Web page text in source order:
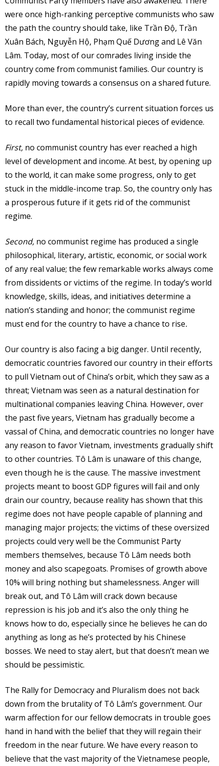
were once high-ranking perceptive communists who saw
the path the country should take, like Trần Độ, Trần
Xuân Bách, Nguyễn Hộ, Phạm Quế Dương and Lê Văn
Lâm. Today, most of our comrades living inside the
country come from communist families. Our country is
rapidly moving towards a consensus on a shared future.
More than ever, the country’s current situation forces us
to recall two fundamental historical pieces of evidence.
First, no communist country has ever reached a high
level of development and income. At best, by opening up
to the world, it can make some progress, only to get
stuck in the middle-income trap. So, the country only has
a prosperous future if it gets rid of the communist
regime.
Second, no communist regime has produced a single
philosophical, literary, artistic, economic, or social work
of any real value; the few remarkable works always come
from dissidents or victims of the regime. In today’s world
knowledge, skills, ideas, and initiatives determine a
nation’s standing and honor; the communist regime
must end for the country to have a chance to rise.
Our country is also facing a big danger. Until recently,
democratic countries favored our country in their efforts
to pull Vietnam out of China’s orbit, which they saw as a
threat; Vietnam was seen as a natural destination for
multinational companies leaving China. However, over
the past five years, Vietnam has gradually become a
vassal of China, and democratic countries no longer have
any reason to favor Vietnam, investments gradually shift
to other countries. Tô Lâm is unaware of this change,
even though he is the cause. The massive investment
projects meant to boost GDP figures will fail and only
drain our country, because reality has shown that this
regime does not have people capable of planning and
managing major projects; the victims of these oversized
projects could very well be the Communist Party
members themselves, because Tô Lâm needs both
money and also scapegoats. Promises of growth above
10% will bring nothing but shamelessness. Anger will
break out, and Tô Lâm will crack down because
repression is his job and it’s also the only thing he
knows how to do, especially since he believes he can do
anything as long as he’s protected by his Chinese
bosses. We need to stay alert, but that doesn’t mean we
should be pessimistic.
The Rally for Democracy and Pluralism does not back
down from the brutality of Tô Lâm’s government. Our
warm affection for our fellow democrats in trouble goes
hand in hand with the belief that they will regain their
freedom in the near future. We have every reason to
believe that the vast majority of the Vietnamese people,